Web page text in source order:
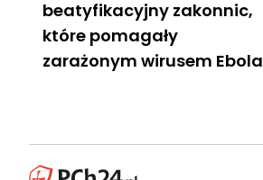
beatyfikacyjny zakonnic,
które pomagały
zarażonym wirusem Ebola